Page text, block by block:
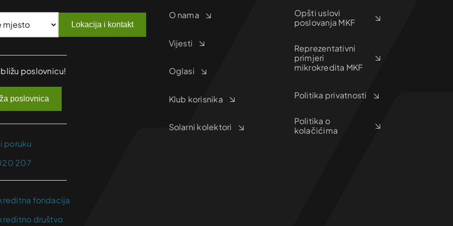
Lokacija i kontakt
poslovnicu!
poslovnica
poruku
207
fondacija
društvo
O nama
Vijesti
Oglasi
Klub korisnika
Solarni kolektori
Opšti uslovi
poslovanja MKF
Reprezentativni
primjeri
mikrokredita MKF
Politika privatnosti
Politika o
kolačićima